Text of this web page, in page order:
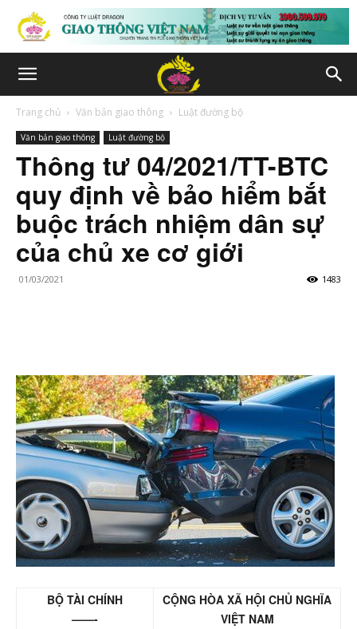
Trang chủ Văn bản giao thông Luật đường bộ
Văn bản giao thông Luật đường bộ
Thông tư 04/2021/TT-BTC
quy định về bảo hiểm bắt
buộc trách nhiệm dân sự
của chủ xe cơ giới
01/03/2021 1483
BỘ TÀI CHÍNH
——-
CỘNG HÒA XÃ HỘI CHỦ NGHĨA
VIỆT NAM